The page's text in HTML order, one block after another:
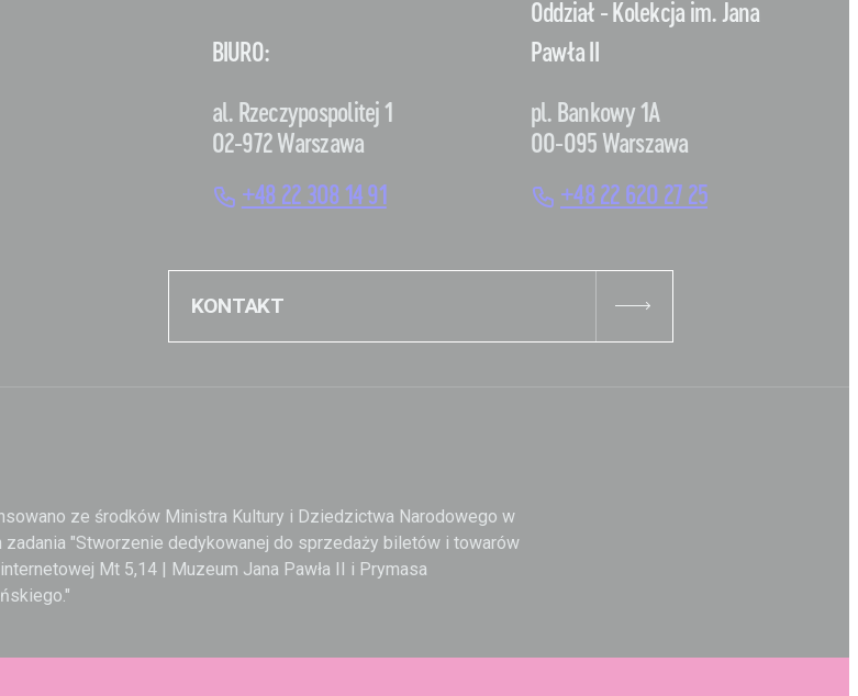
BIURO:
al. Rzeczypospolitej 1
02-972 Warszawa
+48 22 308 14 91
Oddział - Kolekcja im. Jana
Pawła II
pl. Bankowy 1A
00-095 Warszawa
+48 22 620 27 25
KONTAKT
ze środków Ministra Kultury i Dziedzictwa Narodowego w
zadania "Stworzenie dedykowanej do sprzedaży biletów i towarów
Mt 5,14 | Muzeum Jana Pawła II i Prymasa